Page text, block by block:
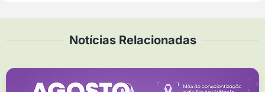
Notícias Relacionadas